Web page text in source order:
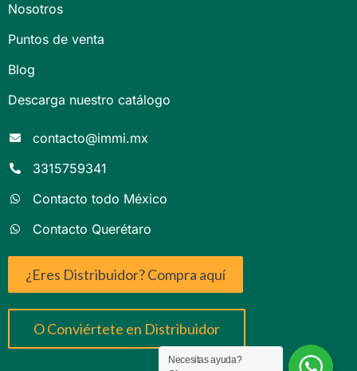
Nosotros
Puntos de venta
Blog
Descarga nuestro catálogo
contacto@immi.mx
3315759341
Contacto todo México
Contacto Querétaro
¿Eres Distribuidor? Compra aquí
O Conviértete en Distribuidor
Necesitas ayuda?